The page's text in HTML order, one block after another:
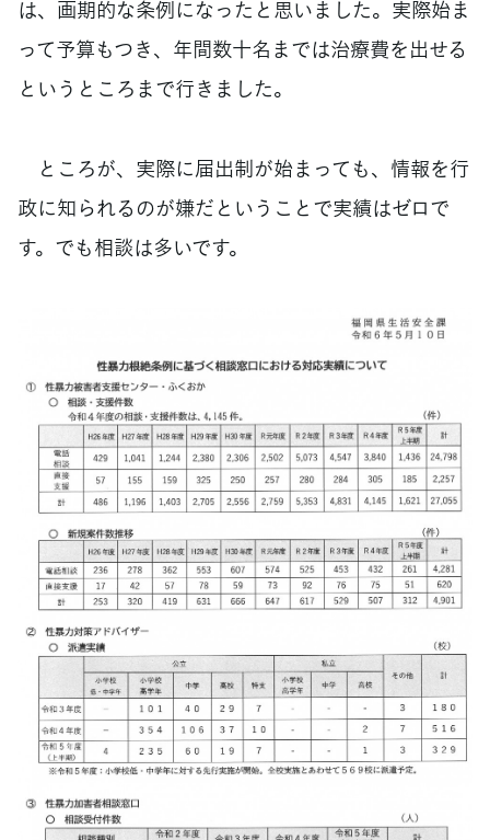
は、画期的な条例になったと思いました。実際始ま
って予算もつき、年間数十名までは治療費を出せる
というところまで行きました。
ところが、実際に届出制が始まっても、情報を行
政に知られるのが嫌だということで実績はゼロで
す。でも相談は多いです。